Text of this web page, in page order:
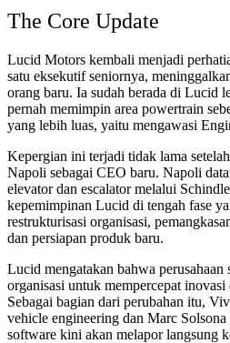
The Core Update
Lucid Motors kembali menjadi
satu eksekutif seniornya,
orang baru. Ia sudah berada di Lucid
pernah memimpin area powertrain
yang lebih luas, yaitu mengawasi
Kepergian ini terjadi tidak lama
Napoli sebagai CEO baru. Napoli
elevator dan escalator melalui
kepemimpinan Lucid di tengah fase
restrukturisasi organisasi,
dan persiapan produk baru.
Lucid mengatakan bahwa perusahaan
organisasi untuk mempercepat
Sebagai bagian dari perubahan itu,
vehicle engineering dan Marc
software kini akan melapor langsung